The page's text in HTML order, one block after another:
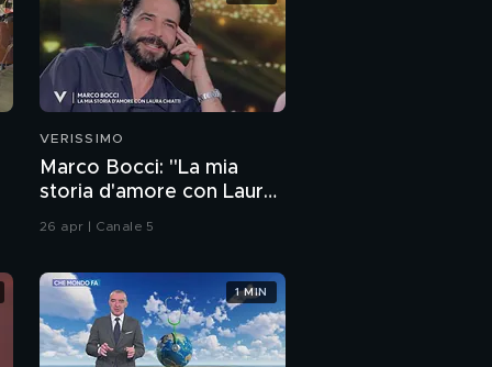
VERISSIMO
Marco Bocci: "La mia
storia d'amore con Laura
Chiatti"
26 apr | Canale 5
1 MIN